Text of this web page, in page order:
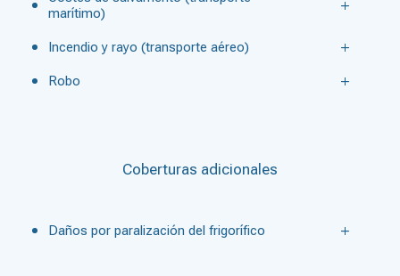
marítimo)
Incendio y rayo (transporte aéreo)
Robo
Coberturas adicionales
Daños por paralización del frigorífico